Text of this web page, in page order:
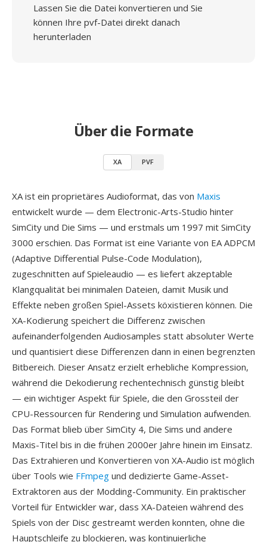
Lassen Sie die Datei konvertieren und Sie
können Ihre pvf-Datei direkt danach
herunterladen
Über die Formate
XA PVF
XA ist ein proprietäres Audioformat, das von Maxis
entwickelt wurde — dem Electronic-Arts-Studio hinter
SimCity und Die Sims — und erstmals um 1997 mit SimCity
3000 erschien. Das Format ist eine Variante von EA ADPCM
(Adaptive Differential Pulse-Code Modulation),
zugeschnitten auf Spieleaudio — es liefert akzeptable
Klangqualität bei minimalen Dateien, damit Musik und
Effekte neben großen Spiel-Assets köxistieren können. Die
XA-Kodierung speichert die Differenz zwischen
aufeinanderfolgenden Audiosamples statt absoluter Werte
und quantisiert diese Differenzen dann in einen begrenzten
Bitbereich. Dieser Ansatz erzielt erhebliche Kompression,
während die Dekodierung rechentechnisch günstig bleibt
— ein wichtiger Aspekt für Spiele, die den Grossteil der
CPU-Ressourcen für Rendering und Simulation aufwenden.
Das Format blieb über SimCity 4, Die Sims und andere
Maxis-Titel bis in die frühen 2000er Jahre hinein im Einsatz.
Das Extrahieren und Konvertieren von XA-Audio ist möglich
über Tools wie FFmpeg und dedizierte Game-Asset-
Extraktoren aus der Modding-Community. Ein praktischer
Vorteil für Entwickler war, dass XA-Dateien während des
Spiels von der Disc gestreamt werden konnten, ohne die
Hauptschleife zu blockieren, was kontinuierliche